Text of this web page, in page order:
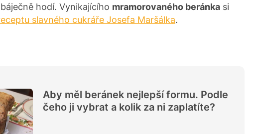
hodí. Vynikajícího mramorovaného beránka si
slavného cukráře Josefa Maršálka.
Aby měl beránek nejlepší formu. Podle
čeho ji vybrat a kolik za ni zaplatíte?